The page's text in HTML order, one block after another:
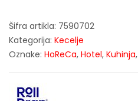
Šifra artikla: 7590702
Kategorija: Kecelje
Oznake: HoReCa, Hotel, Kuhinja,